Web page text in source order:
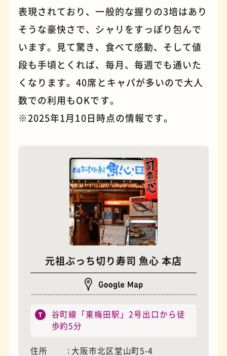
占い 蕎麦
石窯ピザ
表現されており、一般的な握りの3培はあり
そうな豪快さで、シャリをすっぽり包んで
います。見て驚き、食べて感動、そして値
段も手頃とくれば、毎月、毎週でも通いた
くなります。40席とキャパが多いので大人
数での利用もOKです。
※2025年1月10日時点の情報です。
元祖ぶっち切り寿司 魚心 本店
谷町線「東梅田駅」2号出口から徒
歩約5分
住所
大阪市北区堂山町5-4